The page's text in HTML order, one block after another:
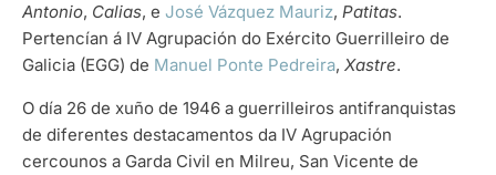
Antonio, Calias, e José Vázquez Mauriz, Patitas.
Pertencían á IV Agrupación do Exército Guerrilleiro de
Galicia (EGG) de Manuel Ponte Pedreira, Xastre.
O día 26 de xuño de 1946 a guerrilleiros antifranquistas
de diferentes destacamentos da IV Agrupación
cercounos a Garda Civil en Milreu, San Vicente de